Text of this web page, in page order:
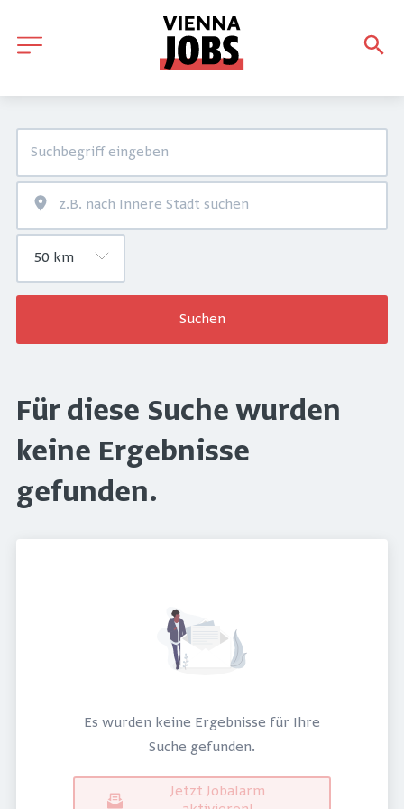
Suchen
Für diese Suche wurden
keine Ergebnisse
gefunden.
Es wurden keine Ergebnisse für Ihre
Suche gefunden.
Jetzt Jobalarm